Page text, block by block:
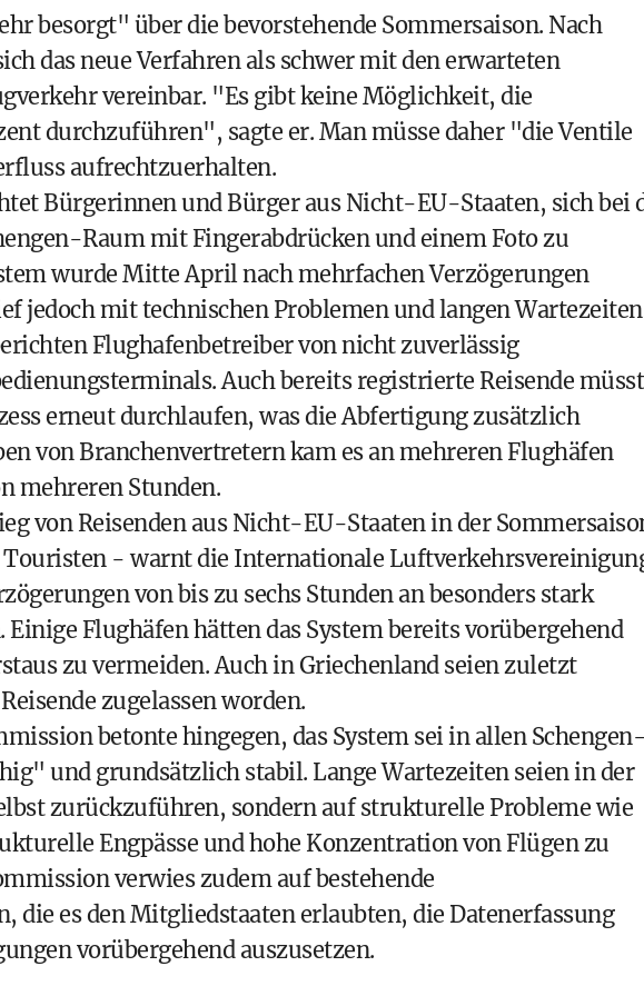
besorgt" über die bevorstehende Sommersaison. Nach
das neue Verfahren als schwer mit den erwarteten
vereinbar. "Es gibt keine Möglichkeit, die
durchzuführen", sagte er. Man müsse daher "die Ventile
aufrechtzuerhalten.
Bürgerinnen und Bürger aus Nicht-EU-Staaten, sich bei
Raum mit Fingerabdrücken und einem Foto zu
wurde Mitte April nach mehrfachen Verzögerungen
jedoch mit technischen Problemen und langen
Flughafenbetreiber von nicht zuverlässig
Auch bereits registrierte Reisende
erneut durchlaufen, was die Abfertigung zusätzlich
von Branchenvertretern kam es an mehreren Flughäfen
mehreren Stunden.
von Reisenden aus Nicht-EU-Staaten in der
- warnt die Internationale
von bis zu sechs Stunden an besonders stark
Flughäfen hätten das System bereits vorübergehend
zu vermeiden. Auch in Griechenland seien zuletzt
zugelassen worden.
betonte hingegen, das System sei in allen Schengen-
und grundsätzlich stabil. Lange Wartezeiten seien in der
zurückzuführen, sondern auf strukturelle Probleme wie
Engpässe und hohe Konzentration von Flügen zu
verwies zudem auf bestehende
die es den Mitgliedstaaten erlaubten, die Datenerfassung
vorübergehend auszusetzen.